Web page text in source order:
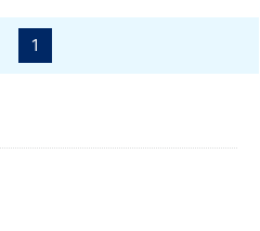
1